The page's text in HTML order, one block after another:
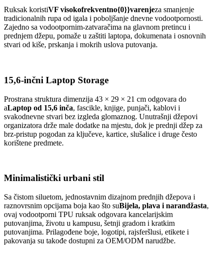
Ruksak koristiVF visokofrekventno{0}}varenjeza smanjenje
tradicionalnih rupa od igala i poboljšanje dnevne vodootpornosti.
Zajedno sa vodootpornim-zatvaračima na glavnom pretincu i
prednjem džepu, pomaže u zaštiti laptopa, dokumenata i osnovnih
stvari od kiše, prskanja i mokrih uslova putovanja.
15,6-inčni Laptop Storage
Prostrana struktura dimenzija 43 × 29 × 21 cm odgovara do
aLaptop od 15,6 inča, fascikle, knjige, punjači, kablovi i
svakodnevne stvari bez izgleda glomaznog. Unutrašnji džepovi
organizatora drže male dodatke na mjestu, dok je prednji džep za
brz-pristup pogodan za ključeve, kartice, slušalice i druge često
korištene predmete.
Minimalistički urbani stil
Sa čistom siluetom, jednostavnim dizajnom prednjih džepova i
raznovrsnim opcijama boja kao što suBijela, plava i narandžasta,
ovaj vodootporni TPU ruksak odgovara kancelarijskim
putovanjima, životu u kampusu, šetnji gradom i kratkim
putovanjima. Prilagođene boje, logotipi, rajsferšlusi, etikete i
pakovanja su takođe dostupni za OEM/ODM narudžbe.